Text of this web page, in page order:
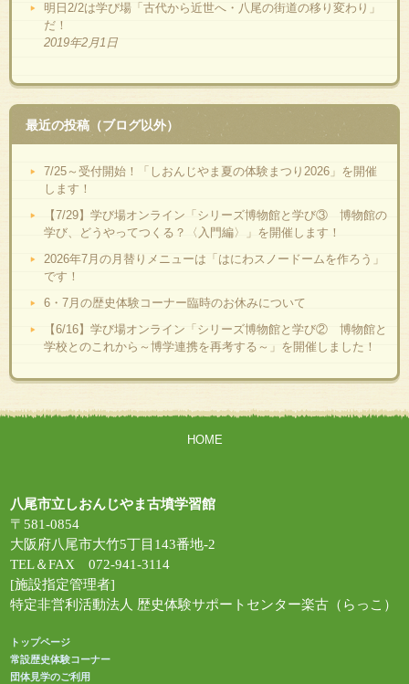
明日2/2は学び場「古代から近世へ・八尾の街道の移り変わり」
だ！
2019年2月1日
最近の投稿（ブログ以外）
7/25～受付開始！「しおんじやま夏の体験まつり2026」を開催
します！
【7/29】学び場オンライン「シリーズ博物館と学び③ 博物館の
学び、どうやってつくる？〈入門編〉」を開催します！
2026年7月の月替りメニューは「はにわスノードームを作ろう」
です！
6・7月の歴史体験コーナー臨時のお休みについて
【6/16】学び場オンライン「シリーズ博物館と学び② 博物館と
学校とのこれから～博学連携を再考する～」を開催しました！
HOME
八尾市立しおんじやま古墳学習館
〒581-0854
大阪府八尾市大竹5丁目143番地-2
TEL＆FAX 072-941-3114
[施設指定管理者]
特定非営利活動法人 歴史体験サポートセンター楽古（らっこ）
トップページ
常設歴史体験コーナー
団体見学のご利用